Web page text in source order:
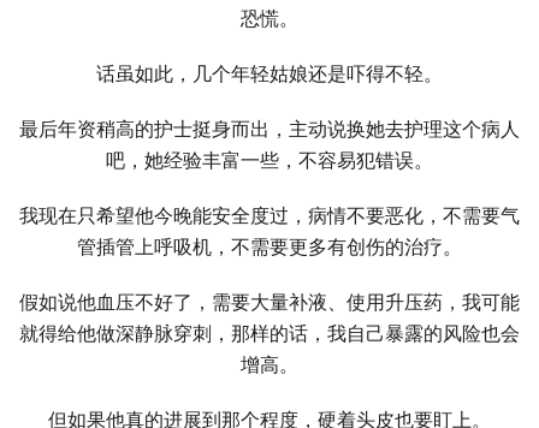
恐慌。
话虽如此，几个年轻姑娘还是吓得不轻。
最后年资稍高的护士挺身而出，主动说换她去护理这个病人
吧，她经验丰富一些，不容易犯错误。
我现在只希望他今晚能安全度过，病情不要恶化，不需要气
管插管上呼吸机，不需要更多有创伤的治疗。
假如说他血压不好了，需要大量补液、使用升压药，我可能
就得给他做深静脉穿刺，那样的话，我自己暴露的风险也会
增高。
但如果他真的进展到那个程度，硬着头皮也要盯上。